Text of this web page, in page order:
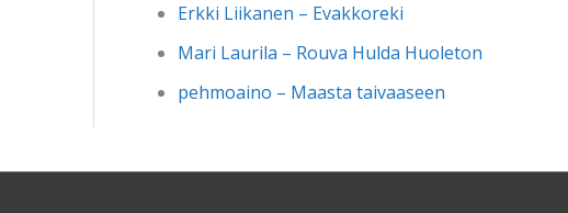
Erkki Liikanen – Evakkoreki
Mari Laurila – Rouva Hulda Huoleton
pehmoaino – Maasta taivaaseen